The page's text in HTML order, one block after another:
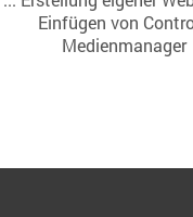
Einfügen von
Medienmanager